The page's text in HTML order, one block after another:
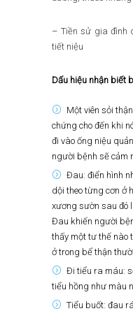
– Tiền sử gia đình
tiết niệu
Dấu hiệu nhận biết
Một viên sỏi
chứng cho đến khi
đi vào ống niệu
người bệnh sẽ cảm
Đau: điển hình
dội theo từng cơn ở
xương sườn sau đó
Đau khiến người
thấy một tư thế nào
ở trong bể thận
Đi tiểu ra máu:
tiểu hồng như màu
Tiểu buốt: đau